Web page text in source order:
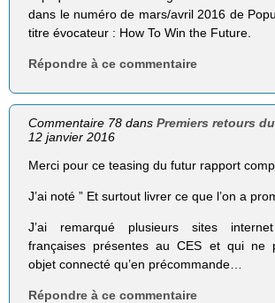
dans le numéro de mars/avril 2016 de
titre évocateur : How To Win the Future.
Répondre à ce commentaire
Commentaire 78 dansPremiers retours
12 janvier 2016
Merci pour ce teasing du futur rapport
J’ai noté ” Et surtout livrer ce que l’on a
J’ai remarqué plusieurs sites
françaises présentes au CES et qui ne
objet connecté qu’en précommande…
Répondre à ce commentaire